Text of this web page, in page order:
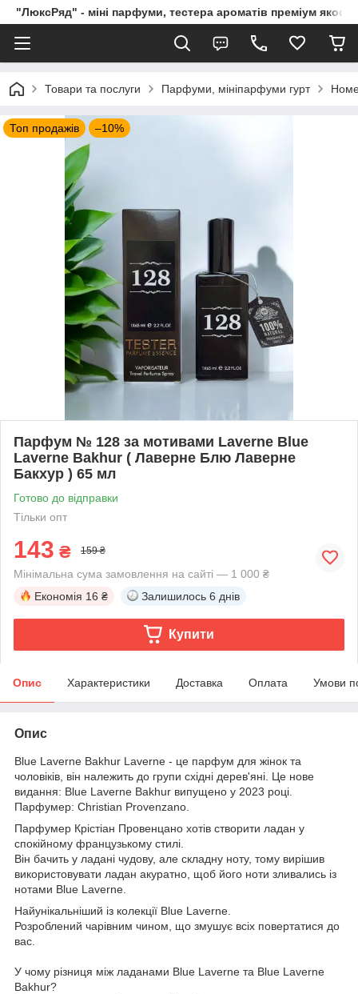
"ЛюксРяд" - міні парфуми, тестера ароматів преміум
Товари та послуги Парфуми, мініпарфуми гурт
Топ продажів –10%
Парфум № 128 за мотивами Laverne Blue
Laverne Bakhur ( Лаверне Блю Лаверне
Бакхур ) 65 мл
Готово до відправки
Тільки опт
143 ₴ 159 ₴
Мінімальна сума замовлення на сайті — 1 000 ₴
Економія 16 ₴ Залишилось 6 днів
Купити
Опис Характеристики Доставка Оплата Умови
Опис
Blue Laverne Bakhur Laverne - це парфум для жінок та
чоловіків, він належить до групи східні дерев'яні. Це нове
видання: Blue Laverne Bakhur випущено у 2023 році.
Парфумер: Christian Provenzano.
Парфумер Крістіан Провенцано хотів створити ладан у
спокійному французькому стилі.
Він бачить у ладані чудову, але складну ноту, тому вирішив
використовувати ладан акуратно, щоб його ноти зливались із
нотами Blue Laverne.
Найунікальніший із колекції Blue Laverne.
Розроблений чарівним чином, що змушує всіх повертатися до
вас.
У чому різниця між ладанами Blue Laverne та Blue Laverne
Bakhur?